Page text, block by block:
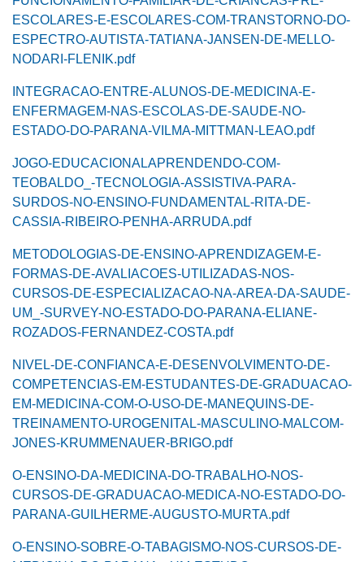
ESCOLARES-E-ESCOLARES-COM-TRANSTORNO-DO-
ESPECTRO-AUTISTA-TATIANA-JANSEN-DE-MELLO-
NODARI-FLENIK.pdf
INTEGRACAO-ENTRE-ALUNOS-DE-MEDICINA-E-
ENFERMAGEM-NAS-ESCOLAS-DE-SAUDE-NO-
ESTADO-DO-PARANA-VILMA-MITTMAN-LEAO.pdf
JOGO-EDUCACIONALAPRENDENDO-COM-
TEOBALDO_-TECNOLOGIA-ASSISTIVA-PARA-
SURDOS-NO-ENSINO-FUNDAMENTAL-RITA-DE-
CASSIA-RIBEIRO-PENHA-ARRUDA.pdf
METODOLOGIAS-DE-ENSINO-APRENDIZAGEM-E-
FORMAS-DE-AVALIACOES-UTILIZADAS-NOS-
CURSOS-DE-ESPECIALIZACAO-NA-AREA-DA-SAUDE-
UM_-SURVEY-NO-ESTADO-DO-PARANA-ELIANE-
ROZADOS-FERNANDEZ-COSTA.pdf
NIVEL-DE-CONFIANCA-E-DESENVOLVIMENTO-DE-
COMPETENCIAS-EM-ESTUDANTES-DE-GRADUACAO-
EM-MEDICINA-COM-O-USO-DE-MANEQUINS-DE-
TREINAMENTO-UROGENITAL-MASCULINO-MALCOM-
JONES-KRUMMENAUER-BRIGO.pdf
O-ENSINO-DA-MEDICINA-DO-TRABALHO-NOS-
CURSOS-DE-GRADUACAO-MEDICA-NO-ESTADO-DO-
PARANA-GUILHERME-AUGUSTO-MURTA.pdf
O-ENSINO-SOBRE-O-TABAGISMO-NOS-CURSOS-DE-